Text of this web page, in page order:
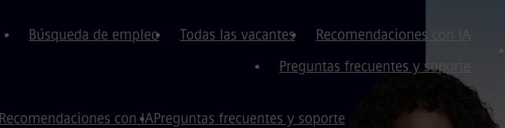
Búsqueda de empleo Todas las vacantes
Recomendaciones con IA
Preguntas frecuentes y soporte
Recomendaciones con IAPreguntas frecuentes y soporte